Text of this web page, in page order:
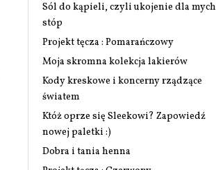
Sól do kąpieli, czyli ukojenie dla mych
stóp
Projekt tęcza : Pomarańczowy
Moja skromna kolekcja lakierów
Kody kreskowe i koncerny rządzące
światem
Któż oprze się Sleekowi? Zapowiedź
nowej paletki :)
Dobra i tania henna